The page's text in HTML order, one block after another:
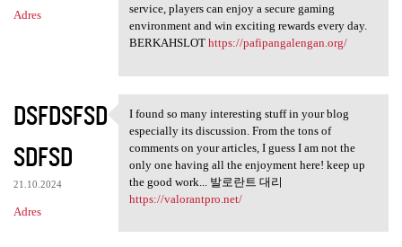
Adres
service, players can enjoy a secure gaming
environment and win exciting rewards every day.
BERKAHSLOT https://pafipangalengan.org/
DSFDSFSD
SDFSD
21.10.2024
Adres
I found so many interesting
I found so many interesting stuff in your blog
especially its discussion. From the tons of
comments on your articles, I guess I am not the
only one having all the enjoyment here! keep up
the good work... 발로란트 대리
https://valorantpro.net/